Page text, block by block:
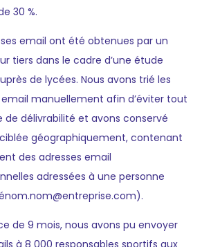
30 %.
email ont été obtenues par un
tiers dans le cadre d’une étude
de lycées. Nous avons trié les
email manuellement afin d’éviter tout
de délivrabilité et avons conservé
géographiquement, contenant
des adresses email
adressées à une personne
de 9 mois, nous avons pu envoyer